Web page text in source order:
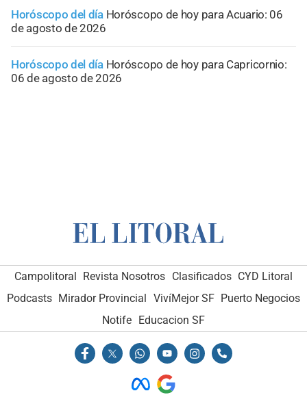
Horóscopo del día Horóscopo de hoy para Acuario: 06
de agosto de 2026
Horóscopo del día Horóscopo de hoy para Capricornio:
06 de agosto de 2026
Campolitoral Revista Nosotros Clasificados CYD Litoral
Podcasts Mirador Provincial VivíMejor SF Puerto Negocios
Notife Educacion SF